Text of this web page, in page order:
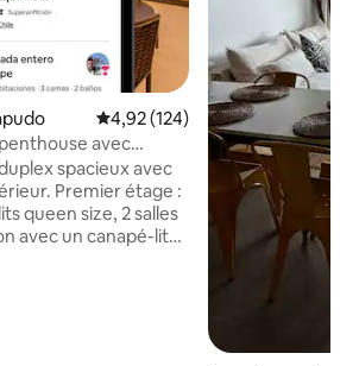
Évaluation moyenne sur la
4,92 (124)
avec
spacieux avec
Premier étage :
queen size, 2 salles
avec un canapé-lit